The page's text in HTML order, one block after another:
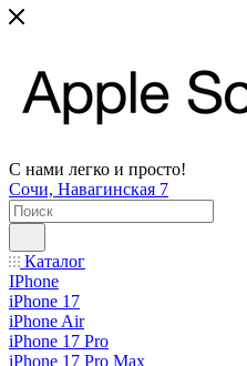
С нами легко и просто!
Сочи, Навагинская 7
Каталог
IPhone
iPhone 17
iPhone Air
iPhone 17 Pro
iPhone 17 Pro Max